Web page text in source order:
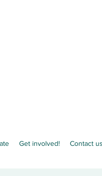
Get involved! Contact us